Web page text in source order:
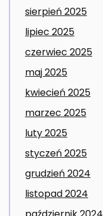
sierpień 2025
lipiec 2025
czerwiec 2025
maj 2025
kwiecień 2025
marzec 2025
luty 2025
styczeń 2025
grudzień 2024
listopad 2024